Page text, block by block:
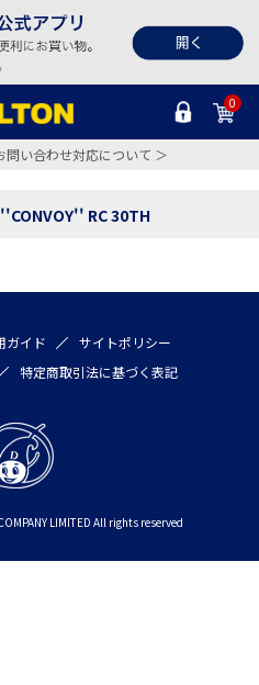
0
い合わせ対応について ＞
RC 30TH
ガイド
サイトポリシー
特定商取引法に基づく表記
LIMITED All rights reserved